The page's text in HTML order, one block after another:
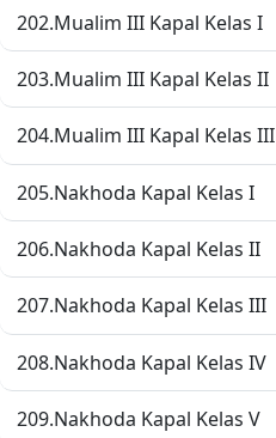
202.Mualim III Kapal Kelas I
203.Mualim III Kapal Kelas II
204.Mualim III Kapal Kelas III
205.Nakhoda Kapal Kelas I
206.Nakhoda Kapal Kelas II
207.Nakhoda Kapal Kelas III
208.Nakhoda Kapal Kelas IV
209.Nakhoda Kapal Kelas V